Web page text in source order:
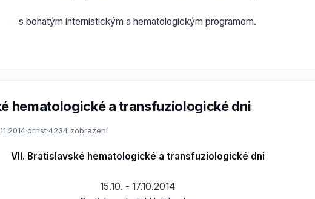
s bohatým internistickým a hematologickým programom.
hematologické a transfuziologické dni
·ornst·4234 zobrazení
VII. Bratislavské hematologické a transfuziologické dni
15.10. - 17.10.2014